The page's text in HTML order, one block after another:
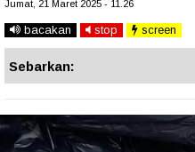
Jumat, 21 Maret 2025 - 11.26
bacakan stop screen
Sebarkan: